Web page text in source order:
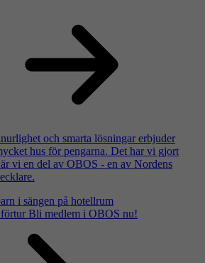
och smarta lösningar erbjuder
hus för pengarna. Det har vi gjort
vi en del av OBOS - en av Nordens
Bli medlem i OBOS nu!